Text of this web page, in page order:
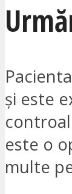
și este
este o
multe